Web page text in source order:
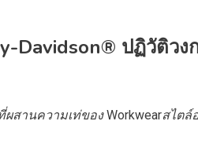
Davidson® ปฏิวัติวง
สานความเท่ของWorkwearสไตล์